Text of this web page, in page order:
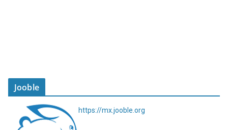
Jooble
https://mx.jooble.org